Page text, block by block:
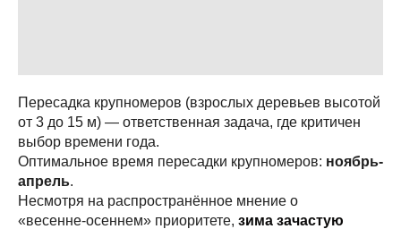
Пересадка крупномеров (взрослых деревьев высотой
от 3 до 15 м) — ответственная задача, где критичен
выбор времени года.
Оптимальное время пересадки крупномеров: ноябрь-
апрель.
Несмотря на распространённое мнение о
«весенне‑осеннем» приоритете, зима зачастую